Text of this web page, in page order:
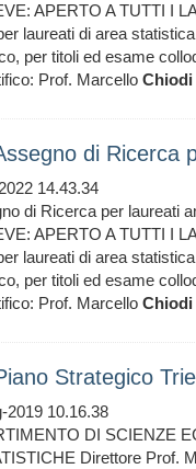
APERTO A TUTTI I
laureati di area
per titoli ed esame
Prof. Marcello Chiodi
di Ricerca
14.43.34
di Ricerca per laureati
APERTO A TUTTI I
laureati di area
per titoli ed esame
Prof. Marcello Chiodi
Strategico
2019 10.16.38
DI SCIENZE
Direttore Prof.